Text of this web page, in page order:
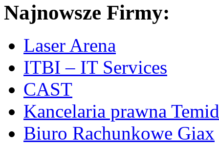
Najnowsze Firmy:
Laser Arena
ITBI – IT Services
CAST
Kancelaria prawna
Biuro Rachunkowe Giax